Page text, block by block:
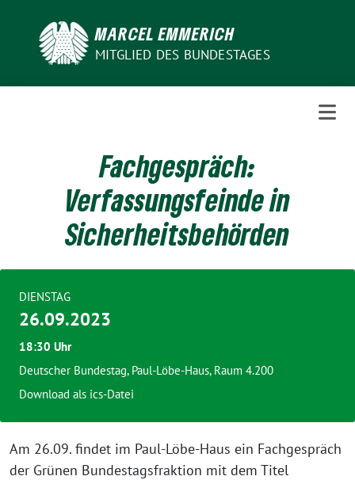
MARCEL EMMERICH
MITGLIED DES BUNDESTAGES
Fachgespräch:
Verfassungsfeinde in
Sicherheitsbehörden
Am 26.09. findet im Paul-Löbe-Haus ein Fachgespräch
der Grünen Bundestagsfraktion mit dem Titel
DIENSTAG
26.09.2023
18:30 Uhr
Deutscher Bundestag, Paul-Löbe-Haus, Raum 4.200
Download als ics-Datei